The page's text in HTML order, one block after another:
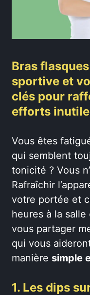
Bras
sportive et
clés pour
efforts
Vous êtes
qui semblent
tonicité ? Vous
Rafraîchir
votre portée et
heures à la
vous partager
qui vous
manière simple
1. Les dips